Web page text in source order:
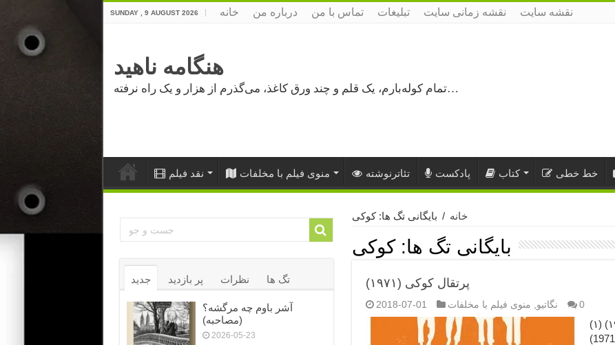
SUNDAY , 9 AUGUST 2026 خانه درباره من تماس با من تبلیغات نقشه زمانی سایت نقشه سایت
هنگامه ناهید
تمام کوله‌بارم، یک قلم و چند ورق کاغذ، می‌گذرم از هزار و یک راه نرفته…
نقد فیلم منوی فیلم با مخلفات تئاترنوشته پادکست کتاب خط خطی
خانه / بایگانی تگ ها: کوکی
بایگانی تگ ها:کوکی
پرتقال کوکی (۱۹۷۱)
2018-07-01 نگاتیو منوی فیلم با مخلفات 0
پرتقال کوکی (۱۹۷۱) (۱) (A Clockwork Orange
(1971 نویسنده، کارگردان و تهیه‌کننده: استنلی
جدید پر بازدید نظرات تگ ها
آشر باوم چه مرگشه؟
(مصاحبه)
2026-05-23